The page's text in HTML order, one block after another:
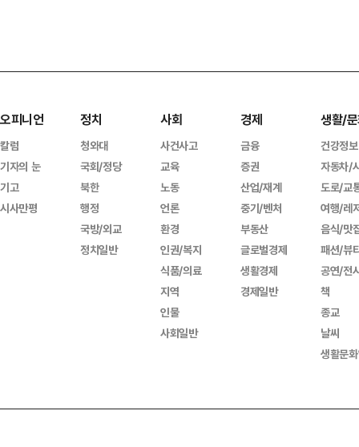
오피니언
칼럼
기자의 눈
기고
시사만평
정치
청와대
국회/정당
북한
행정
국방/외교
정치일반
사회
사건사고
교육
노동
언론
환경
인권/복지
식품/의료
지역
인물
사회일반
경제
금융
증권
산업/재계
중기/벤처
부동산
글로벌경제
생활경제
경제일반
생활/
건강정보
자동차/
도로/교
여행/레
음식/맛
패션/뷰
공연/전
책
종교
날씨
생활문